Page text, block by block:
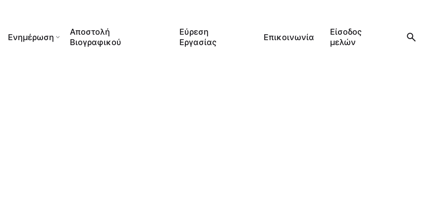
Ενημέρωση
Αποστολή
Βιογραφικού
Εύρεση
Εργασίας
Επικοινωνία
Είσοδος
μελών